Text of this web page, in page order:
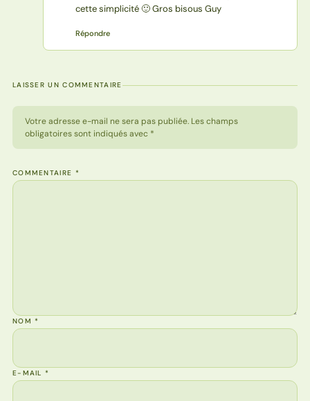
cette simplicité 🙂 Gros bisous Guy
Répondre
LAISSER UN COMMENTAIRE
Votre adresse e-mail ne sera pas publiée. Les champs
obligatoires sont indiqués avec *
COMMENTAIRE *
NOM*
E-MAIL*